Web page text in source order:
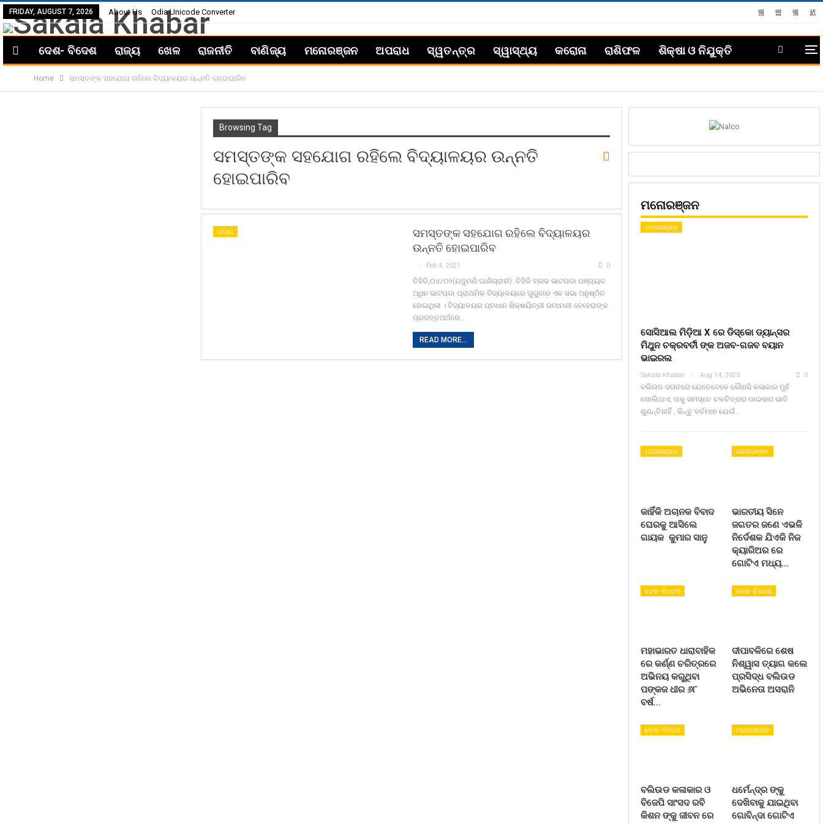
FRIDAY, AUGUST 7, 2026 About Us Odia Unicode Converter
ଦେଶ- ବିଦେଶ ରାଜ୍ୟ ଖେଳ ରାଜନୀତି ବାଣିଜ୍ୟ ମନୋରଞ୍ଜନ ଅପରାଧ ସ୍ୱତନ୍ତ୍ର ସ୍ୱାସ୍ଥ୍ୟ କରୋନା ରାଶିଫଳ ଶିକ୍ଷା ଓ ନିଯୁକ୍ତି
Home ସମସ୍ତଙ୍କ ସହଯୋଗ ରହିଲେ ବିଦ୍ୟାଳୟର ଉନ୍ନତି ହୋଇପାରିବ
Browsing Tag
ସମସ୍ତଙ୍କ ସହଯୋଗ ରହିଲେ ବିଦ୍ୟାଳୟର ଉନ୍ନତି
ହୋଇପାରିବ
ରାଜ୍ୟ
ସମସ୍ତଙ୍କ ସହଯୋଗ ରହିଲେ ବିଦ୍ୟାଳୟର
ଉନ୍ନତି ହୋଇପାରିବ
Feb 4, 2021 0
ତିହିଡି,୦୪/୦୨(ଯଦୁମଣି ପାଣିଗ୍ରାହୀ): ତିହିଡି ବ୍ଲକ ଭାଟପଡା ପଞ୍ଚାୟତ
ଅଧିନ ଭାଟପଡା ପ୍ରାଥମିକ ବିଦ୍ୟାଳୟରେ ଗୁରୁବାର ଏକ ସଭା ଅନୁଷ୍ଠିତ
ହୋଇଥିଲା । ବିଦ୍ୟାଳୟର ପ୍ରଧାନ ଶିକ୍ଷୟିତ୍ରୀ ରମାମଣୀ ବେହେରାଙ୍କ
ପ୍ରଦତ୍ତଅର୍ଥରେ…
READ MORE...
ମନୋରଞ୍ଜନ
ମନୋରଞ୍ଜନ
ସୋସିଆଲ ମିଡ଼ିଆ X ରେ ଡିସ୍କୋ ଡ୍ୟାନ୍ସର
ମିଥୁନ ଚକ୍ରବର୍ତୀ ଙ୍କ ଅଜବ-ଗଜବ ବୟାନ
ଭାଇରଲ
Sakala Khabar Aug 14, 2025 0
ବଲିଉଡ ଜଗତରେ ଯେତେବେଳେ କୌଣସି କଳାକାର ମୁହଁ
ଖୋଲିଥାଏ, ତାକୁ ସମସ୍ତେ ଚଳଚିତ୍ରର ଡାଇଲଗ ଭାବି
ଶୁଣନ୍ତିନାହିଁ , କିନ୍ତୁ ବର୍ତମାନ ଯେଉଁ…
ମନୋରଞ୍ଜନ
କାହିଁକି ଅଚାନକ ବିବାଦ
ଘେରକୁ ଆସିଲେ
ଗାୟକ କୁମାର ସାନୁ
ମନୋରଞ୍ଜନ
ଭାରତୀୟ ସିନେ
ଜଗତର ଜଣେ ଏଭଳି
ନିର୍ଦେଶକ ଯିଏକି ନିଜ
କ୍ୟାରିଅର ରେ
ଗୋଟିଏ ମଧ୍ୟ…
ଦେଶ- ବିଦେଶ
ମହାଭାରତ ଧାରାବାହିକ
ରେ କର୍ଣ୍ଣ ଚରିତ୍ରରେ
ଅଭିନୟ କରୁଥିବା
ପଙ୍କଜ ଧୀର ୬୮
ବର୍ଷ…
ଦେଶ- ବିଦେଶ
ଦୀପାବଳିରେ ଶେଷ
ନିଶ୍ୱାସ ତ୍ୟାଗ କଲେ
ପ୍ରସିଦ୍ଧ ବଲିଉଡ
ଅଭିନେତା ଅସରାନି
ଦେଶ- ବିଦେଶ
ବଲିଉଡ କଳାକାର ଓ
ବିଜେପି ସାଂସଦ ରବି
କିଶନ ଙ୍କୁ ଜୀବନ ରେ
ମନୋରଞ୍ଜନ
ଧର୍ମେନ୍ଦ୍ର ଙ୍କୁ
ଦେଖିବାକୁ ଯାଇଥିବା
ଗୋବିନ୍ଦା ଗୋଟିଏ